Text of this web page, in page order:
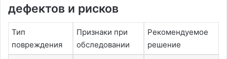
дефектов и рисков
Тип
повреждения
Признаки при
обследовании
Рекомендуемое
решение